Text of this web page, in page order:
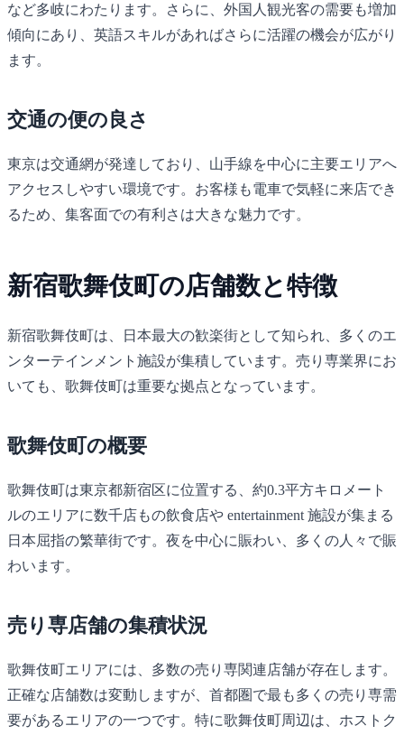
など多岐にわたります。さらに、外国人観光客の需要も増加
傾向にあり、英語スキルがあればさらに活躍の機会が広がり
ます。
交通の便の良さ
東京は交通網が発達しており、山手線を中心に主要エリアへ
アクセスしやすい環境です。お客様も電車で気軽に来店でき
るため、集客面での有利さは大きな魅力です。
新宿歌舞伎町の店舗数と特徴
新宿歌舞伎町は、日本最大の歓楽街として知られ、多くのエ
ンターテインメント施設が集積しています。売り専業界にお
いても、歌舞伎町は重要な拠点となっています。
歌舞伎町の概要
歌舞伎町は東京都新宿区に位置する、約0.3平方キロメート
ルのエリアに数千店もの飲食店や entertainment 施設が集まる
日本屈指の繁華街です。夜を中心に賑わい、多くの人々で賑
わいます。
売り専店舗の集積状況
歌舞伎町エリアには、多数の売り専関連店舗が存在します。
正確な店舗数は変動しますが、首都圏で最も多くの売り専需
要があるエリアの一つです。特に歌舞伎町周辺は、ホストク